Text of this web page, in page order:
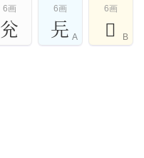
6画
兊
6画
㒫 A
6画
𠑺 B